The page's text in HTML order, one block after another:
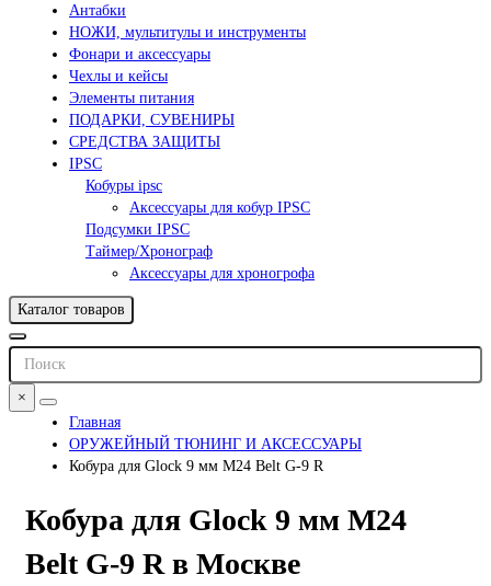
Антабки
НОЖИ, мультитулы и инструменты
Фонари и аксессуары
Чехлы и кейсы
Элементы питания
ПОДАРКИ, СУВЕНИРЫ
СРЕДСТВА ЗАЩИТЫ
IPSC
Кобуры ipsc
Аксессуары для кобур IPSC
Подсумки IPSC
Таймер/Хронограф
Аксессуары для хроногрофа
Каталог товаров
×
Главная
ОРУЖЕЙНЫЙ ТЮНИНГ И АКСЕССУАРЫ
Кобура для Glock 9 мм M24 Belt G-9 R
Кобура для Glock 9 мм M24
Belt G-9 R в Москве